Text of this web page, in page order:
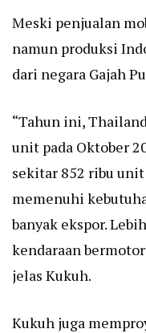
Meski penjualan
namun produksi
dari negara Gajah
“Tahun ini,
unit pada Oktober
sekitar 852 ribu
memenuhi
banyak ekspor.
kendaraan
jelas Kukuh.
Kukuh juga